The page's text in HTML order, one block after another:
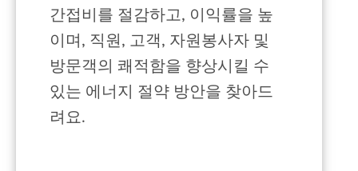
간접비를 절감하고, 이익률을 높
이며, 직원, 고객, 자원봉사자 및
방문객의 쾌적함을 향상시킬 수
있는 에너지 절약 방안을 찾아드
려요.